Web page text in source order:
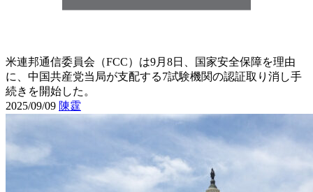
米連邦通信委員会（FCC）は9月8日、国家安全保障を理由
に、中国共産党当局が支配する7試験機関の認証取り消し手
続きを開始した。
2025/09/09 陳霆